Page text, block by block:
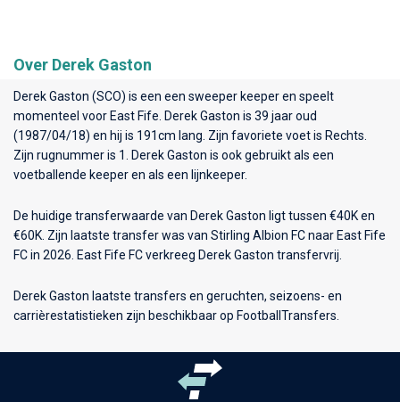
Over Derek Gaston
Derek Gaston (SCO) is een een sweeper keeper en speelt
momenteel voor East Fife . Derek Gaston is 39 jaar oud
(1987/04/18) en hij is 191cm lang. Zijn favoriete voet is Rechts.
Zijn rugnummer is 1. Derek Gaston is ook gebruikt als een
voetballende keeper en als een lijnkeeper.
De huidige transferwaarde van Derek Gaston ligt tussen €40K en
€60K. Zijn laatste transfer was van Stirling Albion FC naar East Fife
FC in 2026. East Fife FC verkreeg Derek Gaston transfervrij.
Derek Gaston laatste transfers en geruchten, seizoens- en
carrièrestatistieken zijn beschikbaar op FootballTransfers.